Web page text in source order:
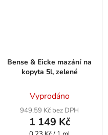
Bense & Eicke mazání na
kopyta 5l, zelené
Vyprodáno
949,59 Kč bez DPH
1 149 Kč